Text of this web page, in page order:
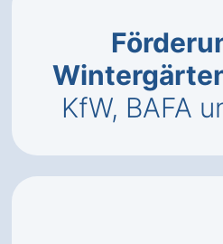
KfW, BAFA